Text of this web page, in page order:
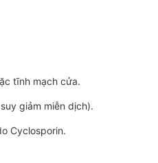
tĩnh mạch cửa.
giảm miễn dịch).
Cyclosporin.